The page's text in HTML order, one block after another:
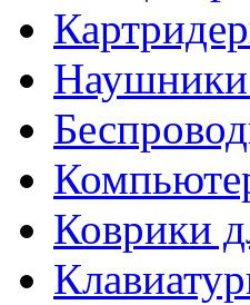
Наушники
Коврики